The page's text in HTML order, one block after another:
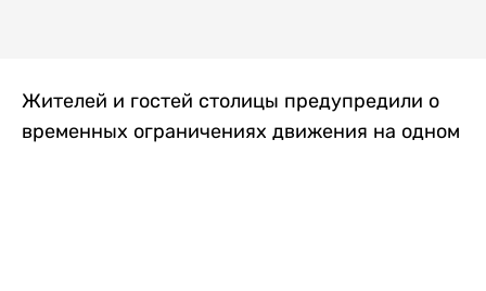
Жителей и гостей столицы предупредили о
временных ограничениях движения на одном